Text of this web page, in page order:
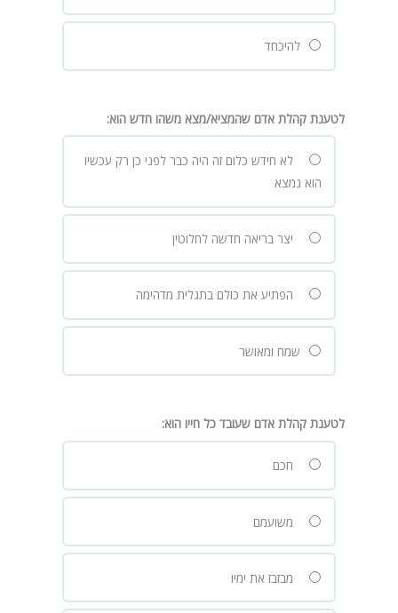
להיכחד
לטענת קהלת אדם שהמציא/מצא משהו חדש הוא:
לא חידש כלום זה היה כבר לפני כן רק עכשיו
הוא נמצא
יצר בריאה חדשה לחלוטין
הפתיע את כולם בתגלית מדהימה
שמח ומאושר
לטענת קהלת אדם שעובד כל חייו הוא:
חכם
משועמם
מבזבז את ימיו